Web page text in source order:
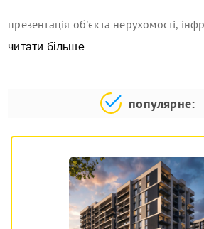
презентація об'єкта нерухомості,
читати більше
популярне: